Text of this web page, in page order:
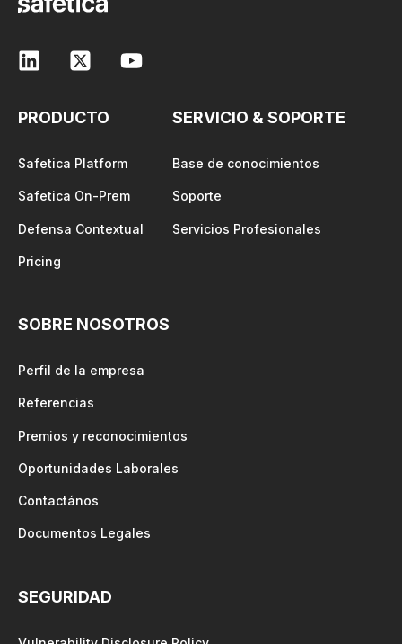
PRODUCTO
Safetica Platform
Safetica On-Prem
Defensa Contextual
Pricing
SERVICIO & SOPORTE
Base de conocimientos
Soporte
Servicios Profesionales
SOBRE NOSOTROS
Perfil de la empresa
Referencias
Premios y reconocimientos
Oportunidades Laborales
Contactános
Documentos Legales
SEGURIDAD